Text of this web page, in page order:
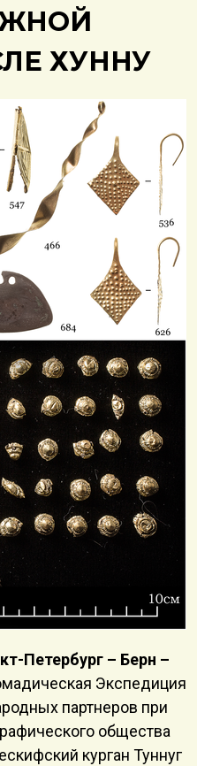
ХУННУ
Петербург – Берн –
Экспедиция
партнеров при
общества
курган Туннуг